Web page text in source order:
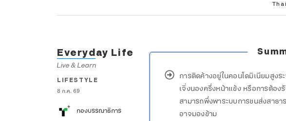
Everyday Life
Live & Learn
LIFESTYLE
8 ก.ค. 69
กองบรรณาธิการ
การติดค้างอยู่ในคอนโดมิเนียมสูง
เจิ่งนองครึ่งหน้าแข้ง หรือการต้อ
สามารถพึ่งพาระบบการขนส่งสาธ
อาจมองข้าม